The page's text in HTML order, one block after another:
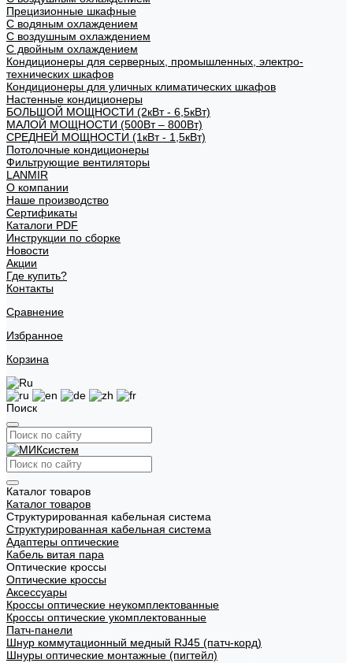
Прецизионные шкафные
С водяным охлаждением
С воздушным охлаждением
С двойным охлаждением
Кондиционеры для серверных, промышленных, электро-
технических шкафов
Кондиционеры для уличных климатических шкафов
Настенные кондиционеры
БОЛЬШОЙ МОЩНОСТИ (2кВт - 6,5кВт)
МАЛОЙ МОЩНОСТИ (500Вт – 800Вт)
СРЕДНЕЙ МОЩНОСТИ (1кВт - 1,5кВт)
Потолочные кондиционеры
Фильтрующие вентиляторы
LANMIR
О компании
Наше производство
Сертификаты
Каталоги PDF
Инструкции по сборке
Новости
Акции
Где купить?
Контакты
Сравнение
Избранное
Корзина
Поиск
Каталог товаров
Каталог товаров
Структурированная кабельная система
Структурированная кабельная система
Адаптеры оптические
Кабель витая пара
Оптические кроссы
Оптические кроссы
Аксессуары
Кроссы оптические неукомплектованные
Кроссы оптические укомплектованные
Патч-панели
Шнур коммутационный медный RJ45 (патч-корд)
Шнуры оптические монтажные (пигтейл)